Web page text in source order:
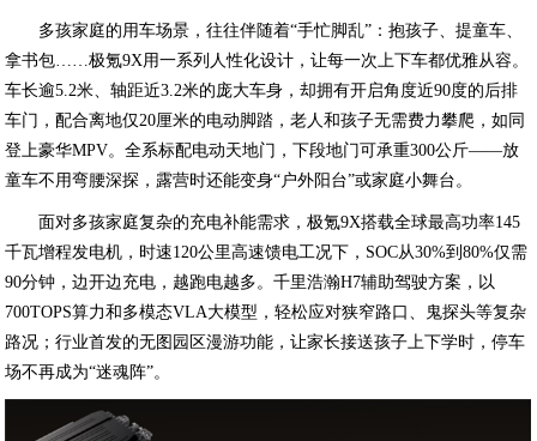
多孩家庭的用车场景，往往伴随着“手忙脚乱”：抱孩子、提童车、
拿书包……极氪9X用一系列人性化设计，让每一次上下车都优雅从容。
车长逾5.2米、轴距近3.2米的庞大车身，却拥有开启角度近90度的后排
车门，配合离地仅20厘米的电动脚踏，老人和孩子无需费力攀爬，如同
登上豪华MPV。全系标配电动天地门，下段地门可承重300公斤——放
童车不用弯腰深探，露营时还能变身“户外阳台”或家庭小舞台。
面对多孩家庭复杂的充电补能需求，极氪9X搭载全球最高功率145
千瓦增程发电机，时速120公里高速馈电工况下，SOC从30%到80%仅需
90分钟，边开边充电，越跑电越多。千里浩瀚H7辅助驾驶方案，以
700TOPS算力和多模态VLA大模型，轻松应对狭窄路口、鬼探头等复杂
路况；行业首发的无图园区漫游功能，让家长接送孩子上下学时，停车
场不再成为“迷魂阵”。